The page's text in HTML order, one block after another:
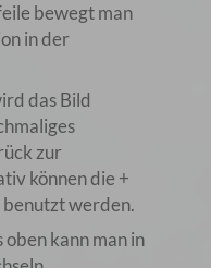
bewegt man
in der
das Bild
zur
können die +
benutzt werden.
kann man in